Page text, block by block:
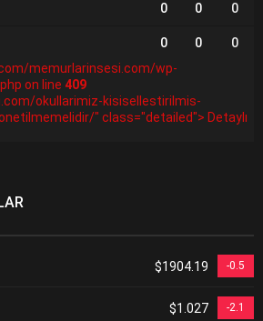
0 0 0
0 0
0
memurlarinsesi.com/wp-
on line 409
okullarimiz-kisisellestirilmis-
" class="detailed"> Detaylı
$1904.19 -0.5
$1.027 -2.1